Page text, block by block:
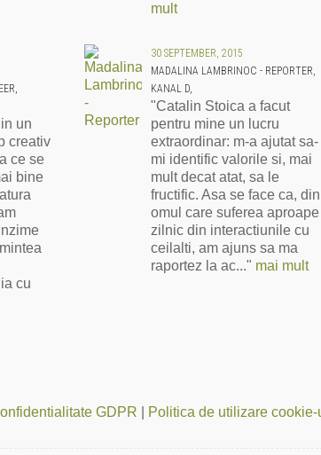
mult
un
creativ
ce se
bine
cu
30 SEPTEMBER, 2015
MADALINA LAMBRINOC - REPORTER,
KANAL D,
"Catalin Stoica a facut
pentru mine un lucru
extraordinar: m-a ajutat sa-
mi identific valorile si, mai
mult decat atat, sa le
fructific. Asa se face ca, din
omul care suferea aproape
zilnic din interactiunile cu
ceilalti, am ajuns sa ma
raportez la ac..." mai mult
GDPR
Politica de utilizare cookie-